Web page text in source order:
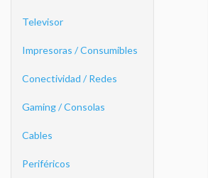
Televisor
Impresoras / Consumibles
Conectividad / Redes
Gaming / Consolas
Cables
Periféricos